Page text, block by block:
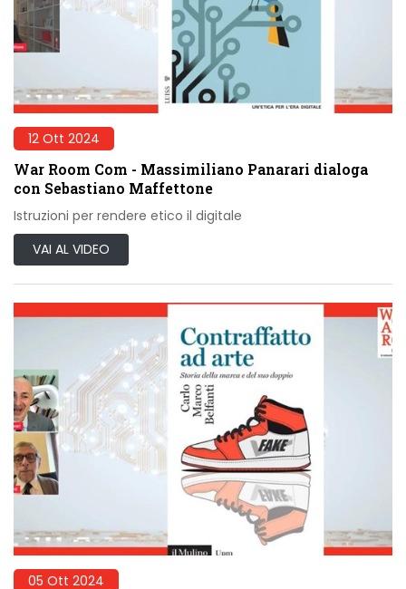
12 Ott 2024
War Room Com - Massimiliano Panarari dialoga
con Sebastiano Maffettone
Istruzioni per rendere etico il digitale
VAI AL VIDEO
05 Ott 2024